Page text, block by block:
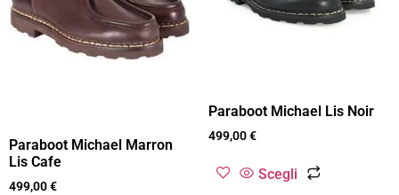
Paraboot Michael Marron
Lis Cafe
499,00€
Paraboot Michael Lis Noir
499,00€
Scegli